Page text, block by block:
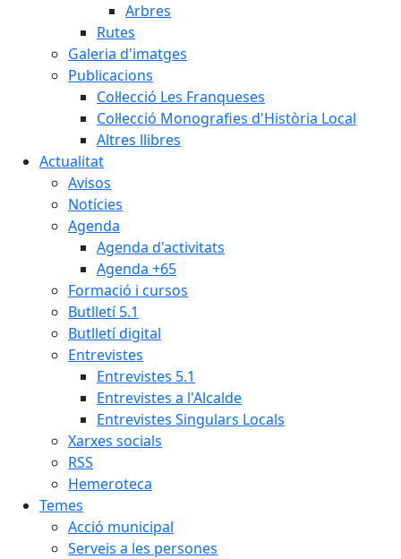
Arbres
Rutes
Galeria d'imatges
Publicacions
Col·lecció Les Franqueses
Col·lecció Monografies d'Història Local
Altres llibres
Actualitat
Avisos
Notícies
Agenda
Agenda d'activitats
Agenda +65
Formació i cursos
Butlletí 5.1
Butlletí digital
Entrevistes
Entrevistes 5.1
Entrevistes a l'Alcalde
Entrevistes Singulars Locals
Xarxes socials
RSS
Hemeroteca
Temes
Acció municipal
Serveis a les persones